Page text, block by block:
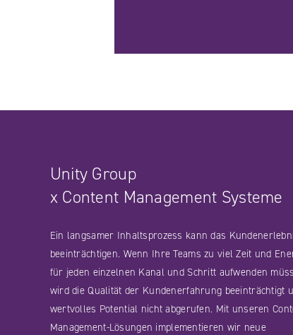
Unity Group
x Content Management Systeme
Ein langsamer Inhaltsprozess kann das
beeinträchtigen. Wenn Ihre Teams zu viel Zeit und
für jeden einzelnen Kanal und Schritt aufwenden
wird die Qualität der Kundenerfahrung beeinträchtigt
wertvolles Potential nicht abgerufen. Mit unseren
Management-Lösungen implementieren wir neue